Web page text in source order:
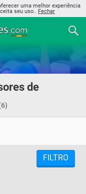
uma melhor experiência
seu uso.. Fechar
de
FILTRO